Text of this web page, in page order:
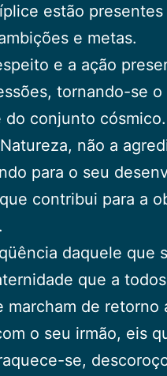
estão presentes
e metas.
e a ação
tornando-se
do conjunto
não a
para o seu
contribui para a
daquele que
que a
de retorno
o seu irmão, eis
se,